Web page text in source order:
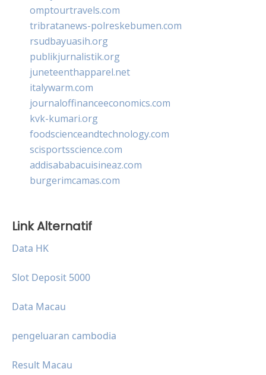
omptourtravels.com
tribratanews-polreskebumen.com
rsudbayuasih.org
publikjurnalistik.org
juneteenthapparel.net
italywarm.com
journaloffinanceeconomics.com
kvk-kumari.org
foodscienceandtechnology.com
scisportsscience.com
addisababacuisineaz.com
burgerimcamas.com
Link Alternatif
Data HK
Slot Deposit 5000
Data Macau
pengeluaran cambodia
Result Macau